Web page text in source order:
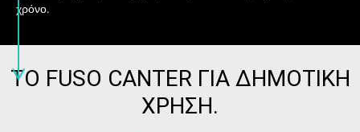
χρόνο.
* Υποχρεωτικό πεδίο
δεδομένων σας γίνεται με ιδιαίτερη προσοχή
ακολουθώντας τις νομοθετικές διατάξεις για την
προστασία των δεδομένων, με βάση τη συγκατάθεσή
σας και μόνο για την επεξεργασία του αιτήματός
ΤΟ FUSO CANTER ΓΙΑ ΔΗΜΟΤΙΚΗ
ΧΡΗΣΗ.